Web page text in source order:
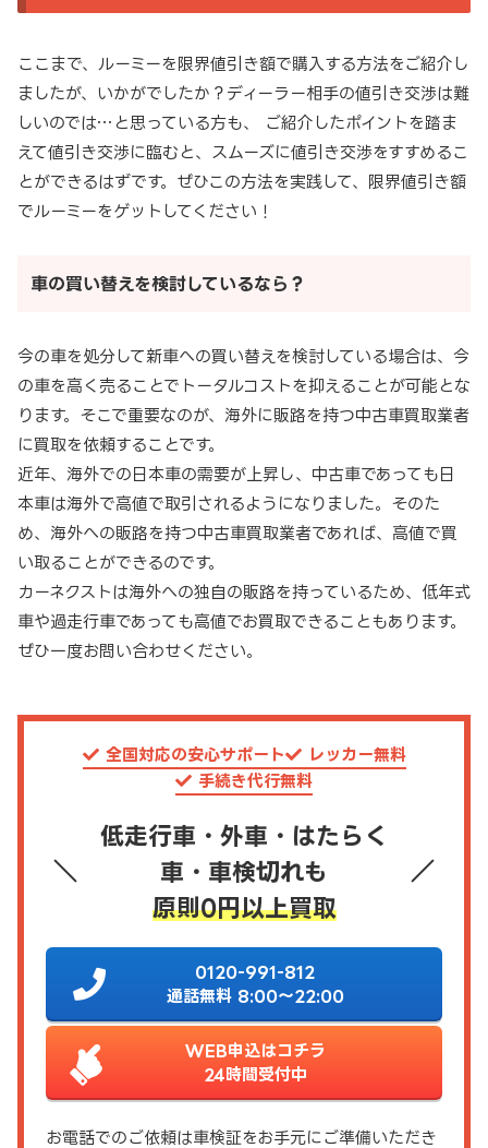
ここまで、ルーミーを限界値引き額で購入する方法をご紹介し
ましたが、いかがでしたか？ディーラー相手の値引き交渉は難
しいのでは…と思っている方も、 ご紹介したポイントを踏ま
えて値引き交渉に臨むと、スムーズに値引き交渉をすすめるこ
とができるはずです。ぜひこの方法を実践して、限界値引き額
でルーミーをゲットしてください！
車の買い替えを検討しているなら？
今の車を処分して新車への買い替えを検討している場合は、今
の車を高く売ることでトータルコストを抑えることが可能とな
ります。そこで重要なのが、海外に販路を持つ中古車買取業者
に買取を依頼することです。
近年、海外での日本車の需要が上昇し、中古車であっても日
本車は海外で高値で取引されるようになりました。そのた
め、海外への販路を持つ中古車買取業者であれば、高値で買
い取ることができるのです。
カーネクストは海外への独自の販路を持っているため、低年式
車や過走行車であっても高値でお買取できることもあります。
ぜひ一度お問い合わせください。
全国対応の安心サポート
レッカー無料
手続き代行無料
低走行車・外車・はたらく
車・車検切れも
原則0円以上買取
0120-991-812
通話無料 8:00～22:00
WEB申込はコチラ
24時間受付中
お電話でのご依頼は車検証をお手元にご準備いただき